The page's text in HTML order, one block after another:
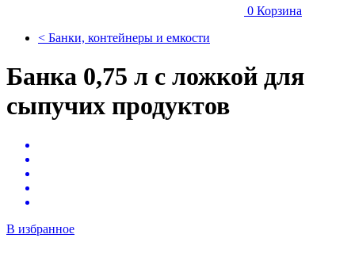
0 Корзина
< Банки, контейнеры и емкости
Банка 0,75 л с ложкой для
сыпучих продуктов
В избранное